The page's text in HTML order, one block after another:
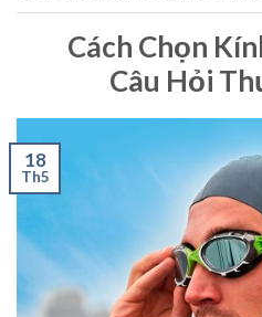
Cách Chọn
Câu Hỏi
18
Th5